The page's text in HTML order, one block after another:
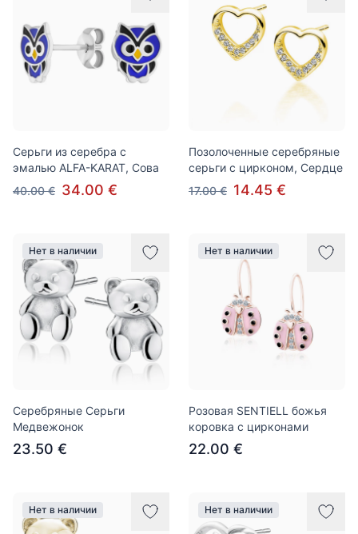
Серьги из серебра с
эмалью ALFA-KARAT, Сова
40.00 € 34.00 €
Позолоченные серебряные
серьги с цирконом, Сердце
17.00 € 14.45 €
Нет в наличии
Серебряные Серьги
Медвежонок
23.50 €
Нет в наличии
Розовая SENTIELL божья
коровка с цирконами
22.00 €
Нет в наличии Нет в наличии